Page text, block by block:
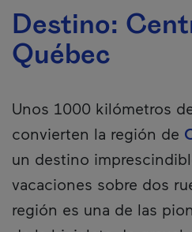
Destino:
Québec
Unos 1000 kilómetros
convierten la región de
un destino
vacaciones sobre dos
región es una de las